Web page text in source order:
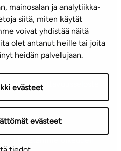
mainosalan ja analytiikka-
siitä, miten käytät
voivat yhdistää näitä
olet antanut heille tai joita
heidän palvelujaan.
evästeet
evästeet
Mediapankki
Saavutettavuusseloste